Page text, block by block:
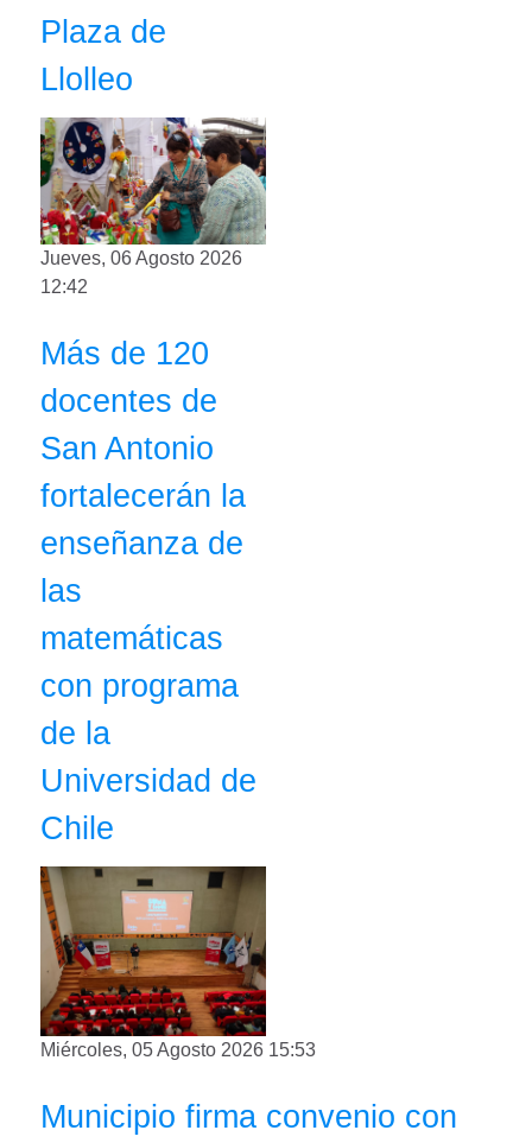
Plaza de
Llolleo
Jueves, 06 Agosto 2026
12:42
Más de 120
docentes de
San Antonio
fortalecerán la
enseñanza de
las
matemáticas
con programa
de la
Universidad de
Chile
Miércoles, 05 Agosto 2026 15:53
Municipio firma convenio con